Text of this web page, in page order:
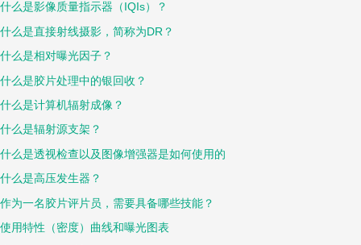
什么是影像质量指示器（IQIs）？
什么是直接射线摄影，简称为DR？
什么是相对曝光因子？
什么是胶片处理中的银回收？
什么是计算机辐射成像？
什么是辐射源支架？
什么是透视检查以及图像增强器是如何使用的
什么是高压发生器？
作为一名胶片评片员，需要具备哪些技能？
使用特性（密度）曲线和曝光图表